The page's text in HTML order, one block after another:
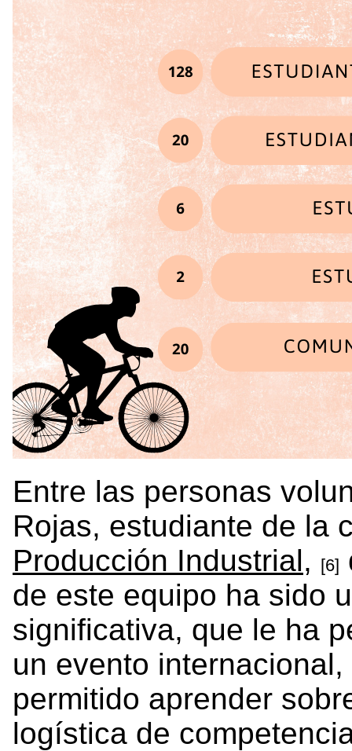
Entre las personas
Rojas, estudiante de la
Producción Industrial, [6]
de este equipo ha sido
significativa, que le ha
un evento
permitido aprender
logística de